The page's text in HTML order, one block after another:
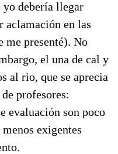
debería llegar
aclamación en las
me presenté). No
el una de cal y
al rio, que se aprecia
profesores:
evaluación son poco
exigentes